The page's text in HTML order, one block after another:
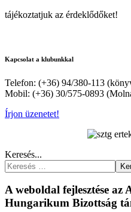
tájékoztatjuk az érdeklődőket!
Kapcsolat a klubunkkal
Telefon: (+36) 94/380-113
Mobil: (+36) 30/575-0893
Írjon üzenetet!
Keresés...
A weboldal fejlesztése az
Hungarikum Bizottság